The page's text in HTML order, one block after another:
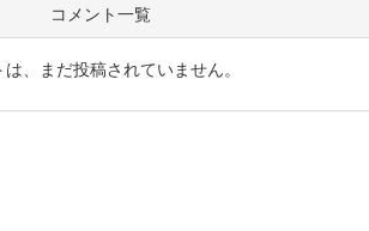
コメント一覧
、まだ投稿されていません。